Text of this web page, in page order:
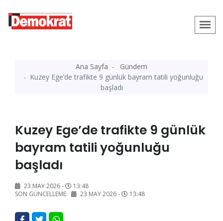
Ana Sayfa
Gündem
Kuzey Ege’de trafikte 9 günlük bayram tatili yoğunluğu
başladı
Kuzey Ege’de trafikte 9 günlük
bayram tatili yoğunluğu
başladı
23 MAY 2026 -
13:48
SON GÜNCELLEME:
23 MAY 2026 - 13:48